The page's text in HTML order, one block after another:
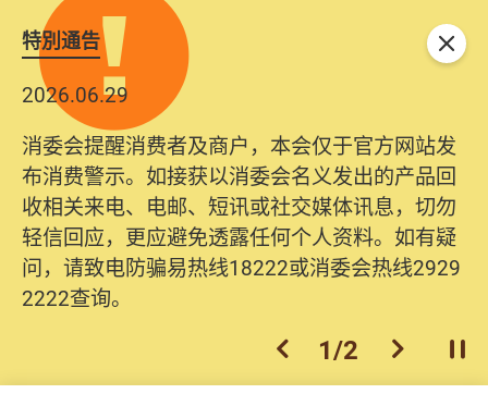
特別通告
2026.06.29
消委会提醒消费者及商户，本会仅于官方网站发
布消费警示。如接获以消委会名义发出的产品回
收相关来电、电邮、短讯或社交媒体讯息，切勿
轻信回应，更应避免透露任何个人资料。如有疑
问，请致电防骗易热线18222或消委会热线2929
2222查询。
上一个
1/2 下一个开
关闭